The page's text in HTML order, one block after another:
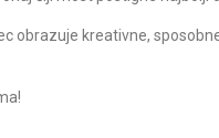
obrazuje kreativne,